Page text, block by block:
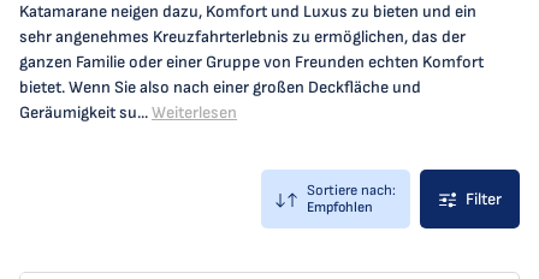
Katamarane neigen dazu, Komfort und Luxus zu bieten und ein
sehr angenehmes Kreuzfahrterlebnis zu ermöglichen, das der
ganzen Familie oder einer Gruppe von Freunden echten Komfort
bietet. Wenn Sie also nach einer großen Deckfläche und
Geräumigkeit su...Weiterlesen
Sortiere nach:
Empfohlen
Filter